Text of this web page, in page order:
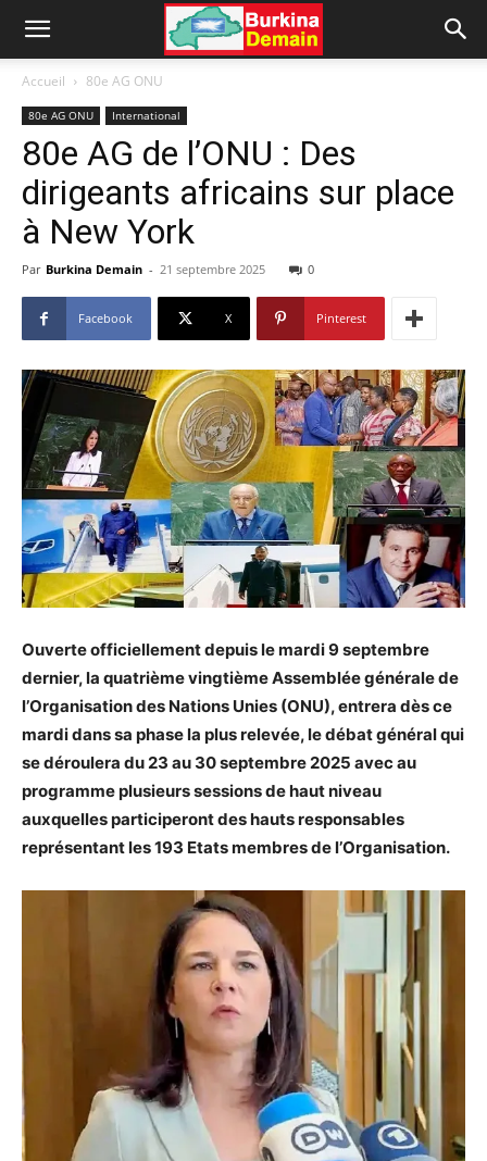
Accueil 80e AG ONU
80e AG ONU International
80e AG de l’ONU : Des
dirigeants africains sur place
à New York
Par Burkina Demain - 21 septembre 2025 0
Facebook X Pinterest
Ouverte officiellement depuis le mardi 9 septembre
dernier, la quatrième vingtième Assemblée générale de
l’Organisation des Nations Unies (ONU), entrera dès ce
mardi dans sa phase la plus relevée, le débat général qui
se déroulera du 23 au 30 septembre 2025 avec au
programme plusieurs sessions de haut niveau
auxquelles participeront des hauts responsables
représentant les 193 Etats membres de l’Organisation.